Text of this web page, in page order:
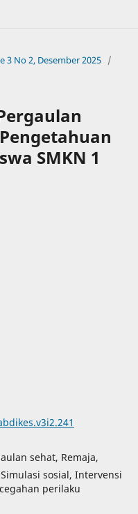
3 No 2, Desember 2025 /
SMKN 1
sehat, Remaja,
sosial, Intervensi
perilaku